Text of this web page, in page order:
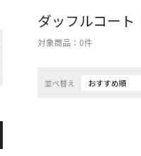
ダッフルコート
対象商品： 0件
並べ替え おすすめ順